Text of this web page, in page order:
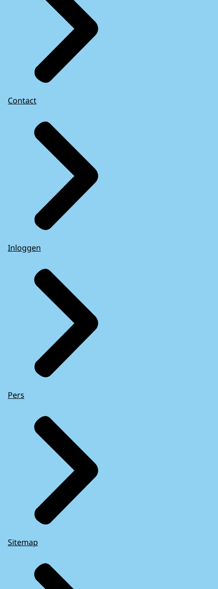
Contact
Inloggen
Pers
Sitemap